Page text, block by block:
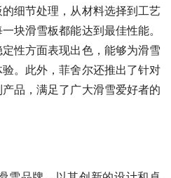
细节处理，从材料选择到工艺
块滑雪板都能达到最佳性能。
性方面表现出色，能够为滑雪
。此外，菲舍尔还推出了针对
品，满足了广大滑雪爱好者的